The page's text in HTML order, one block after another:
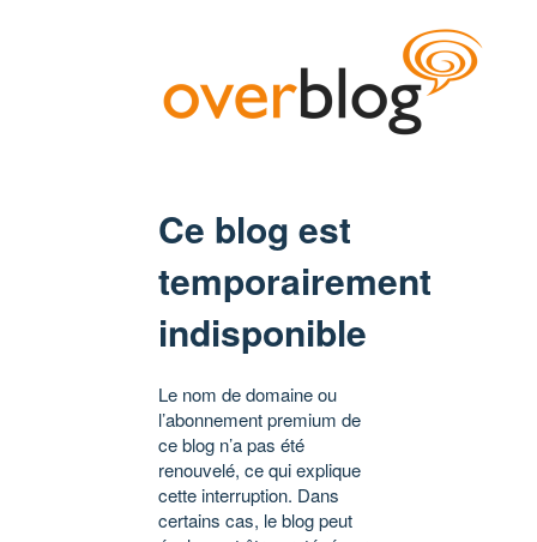
Ce blog est
temporairement
indisponible
Le nom de domaine ou
l’abonnement premium de
ce blog n’a pas été
renouvelé, ce qui explique
cette interruption. Dans
certains cas, le blog peut